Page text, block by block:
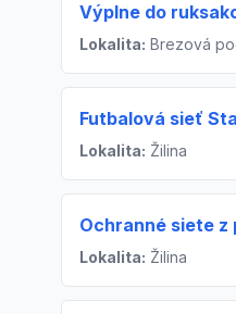
Výplne do
Lokalita: Brezová
Futbalová sieť
Lokalita: Žilina
Ochranné siete z
Lokalita: Žilina